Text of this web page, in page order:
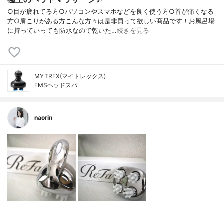
○目が疲れてる方○パソコンやスマホなどを良く使う方○首が痛くなる
方○肩こりがある方こんな方々は是非買って欲しい商品です！お風呂場
に持っていっても防水なので乾いた…続きを見る
MYTREX(マイトレックス)
EMSヘッドスパ
naorin